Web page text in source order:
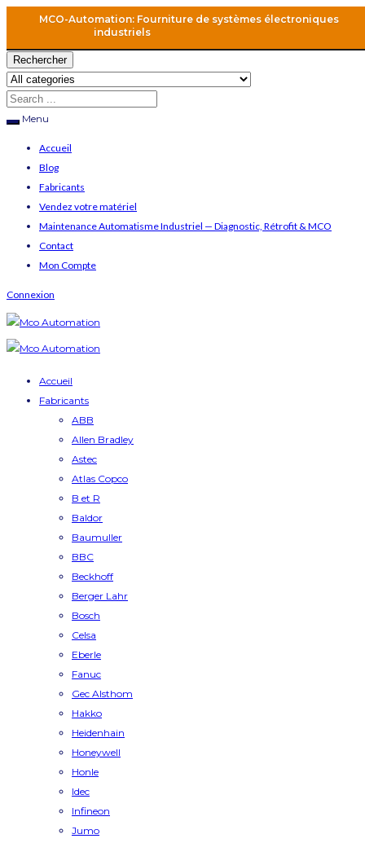
MCO-Automation: Fourniture de systèmes électroniques
industriels
Rechercher
Menu
Accueil
Blog
Fabricants
Vendez votre matériel
Maintenance Automatisme Industriel — Diagnostic, Rétrofit & MCO
Contact
Mon Compte
Connexion
Accueil
Fabricants
ABB
Allen Bradley
Astec
Atlas Copco
B et R
Baldor
Baumuller
BBC
Beckhoff
Berger Lahr
Bosch
Celsa
Eberle
Fanuc
Gec Alsthom
Hakko
Heidenhain
Honeywell
Honle
Idec
Infineon
Jumo